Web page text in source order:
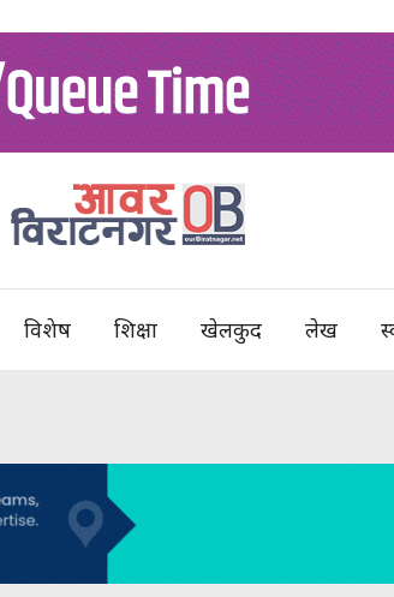
विशेष शिक्षा खेलकुद लेख